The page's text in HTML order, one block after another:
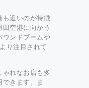
も近いのが特徴
空港に向かう
ウンドブームや
り注目されて
ゃれなお店も多
きます。ま